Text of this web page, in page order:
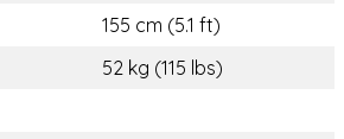
155 cm (5.1 ft)
52 kg (115 lbs)